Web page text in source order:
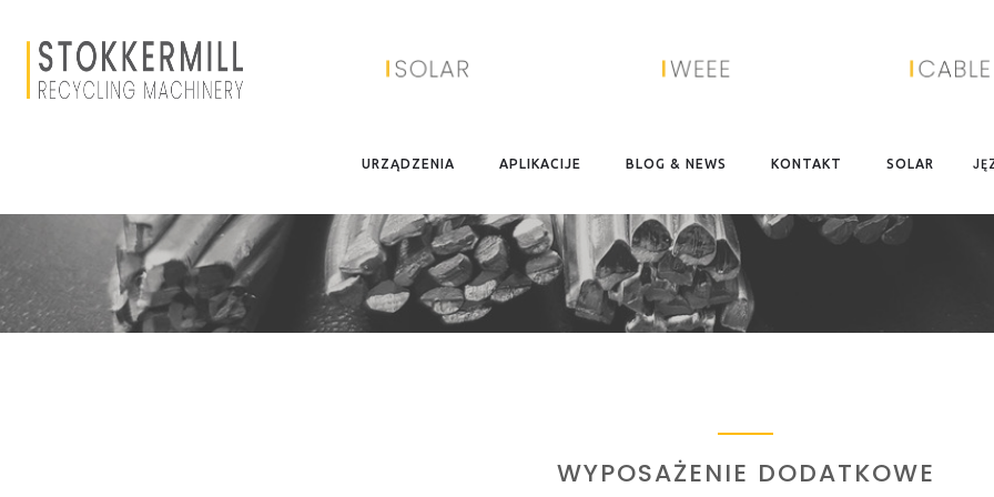
URZĄDZENIA APLIKACIJE BLOG & NEWS KONTAKT SOLAR
WYPOSAŻENIE DODATKOWE